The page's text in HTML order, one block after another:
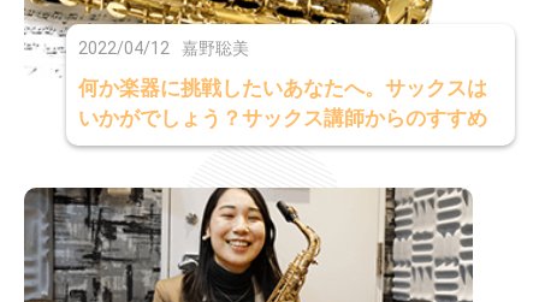
2022/04/12 嘉野聡美
何か楽器に挑戦したいあなたへ。サックスは
いかがでしょう？サックス講師からのすすめ